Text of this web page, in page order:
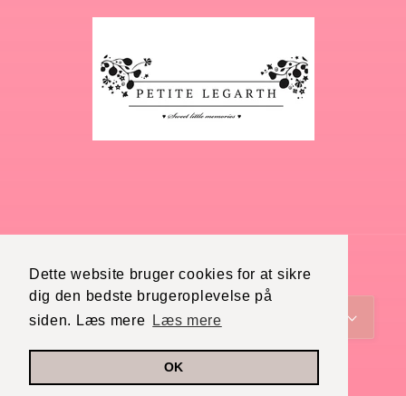
Dette website bruger cookies for at sikre
dig den bedste brugeroplevelse på
siden. Læs mere
Læs mere
OK
Land/område
Danmark (DKK kr.)
Sprog
Betalingsmetoder